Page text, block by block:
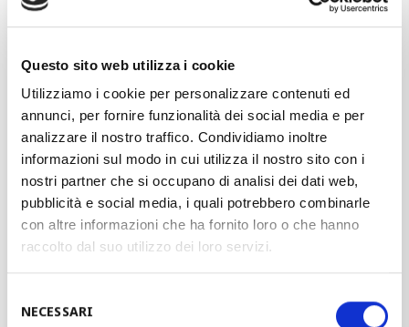
Questo sito web utilizza i cookie
Utilizziamo i cookie per personalizzare contenuti ed
annunci, per fornire funzionalità dei social media e per
analizzare il nostro traffico. Condividiamo inoltre
informazioni sul modo in cui utilizza il nostro sito con i
nostri partner che si occupano di analisi dei dati web,
pubblicità e social media, i quali potrebbero combinarle
con altre informazioni che ha fornito loro o che hanno
raccolto dal suo utilizzo dei loro servizi.
delNECESSARI
Traditional roll forming
Punching
Forming and bending
Laser-plasma cutting and welding